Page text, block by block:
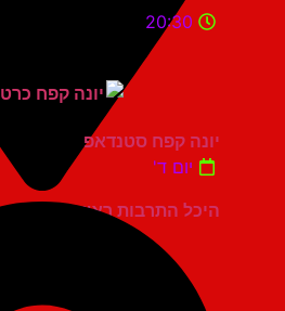
היכל התרבות ראשון לציון
20:30
יונה קפח סטנדאפ
יום ד'